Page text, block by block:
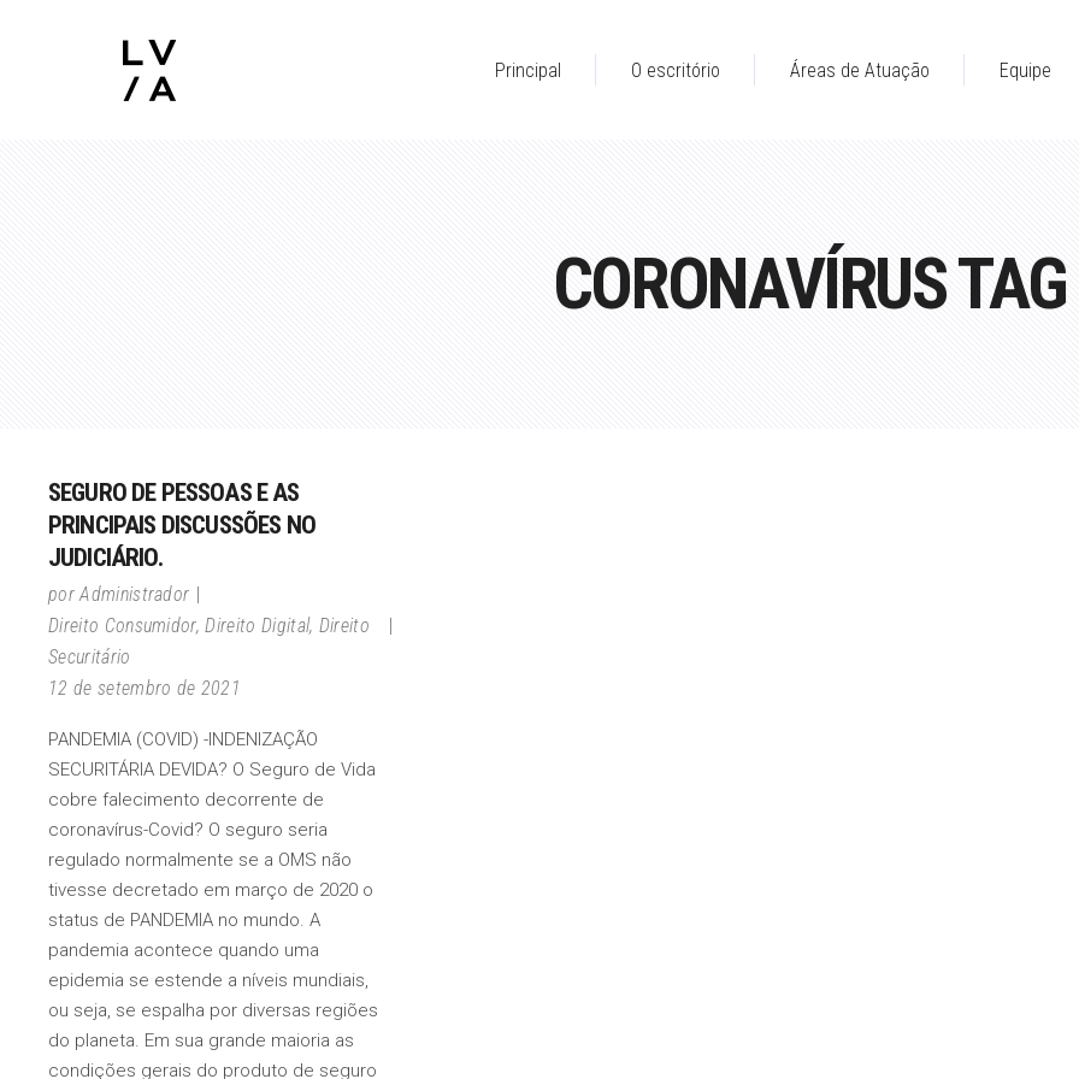
Principal O escritório Áreas de Atuação Equipe
CORONAVÍRUS TAG
SEGURO DE PESSOAS E AS
PRINCIPAIS DISCUSSÕES NO
JUDICIÁRIO.
porAdministrador
Direito Consumidor,Direito Digital, Direito
Securitário
12 de setembro de 2021
PANDEMIA (COVID) -INDENIZAÇÃO
SECURITÁRIA DEVIDA? O Seguro de Vida
cobre falecimento decorrente de
coronavírus-Covid? O seguro seria
regulado normalmente se a OMS não
tivesse decretado em março de 2020 o
status de PANDEMIA no mundo. A
pandemia acontece quando uma
epidemia se estende a níveis mundiais,
ou seja, se espalha por diversas regiões
do planeta. Em sua grande maioria as
condições gerais do produto de seguro